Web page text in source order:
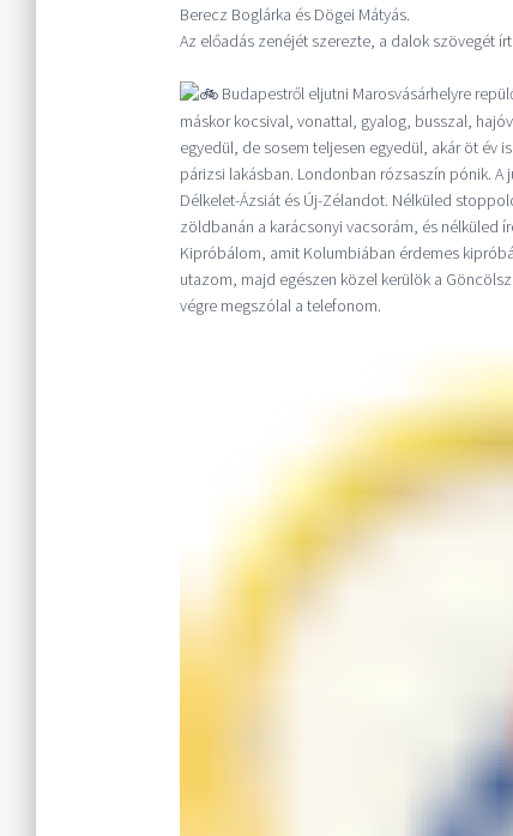
Berecz Boglárka és Dögei Mátyás.
Az előadás zenéjét szerezte, a dalok szövegét
Budapestről eljutni Marosvásárhelyre
máskor kocsival, vonattal, gyalog, busszal,
egyedül, de sosem teljesen egyedül, akár öt év
párizsi lakásban. Londonban rózsaszín pónik.
Délkelet-Ázsiát és Új-Zélandot. Nélküled
zöldbanán a karácsonyi vacsorám, és nélküled
Kipróbálom, amit Kolumbiában érdemes
utazom, majd egészen közel kerülök a
végre megszólal a telefonom.